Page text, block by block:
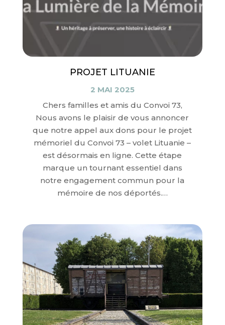
PROJET LITUANIE
2 MAI 2025
Chers familles et amis du Convoi 73,
Nous avons le plaisir de vous annoncer
que notre appel aux dons pour le projet
mémoriel du Convoi 73 – volet Lituanie –
est désormais en ligne. Cette étape
marque un tournant essentiel dans
notre engagement commun pour la
mémoire de nos déportés.…